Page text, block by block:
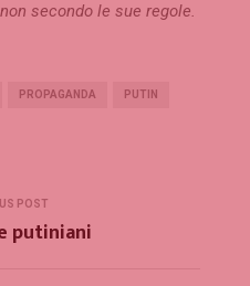
secondo le sue regole.
PROPAGANDA PUTIN
POST
putiniani